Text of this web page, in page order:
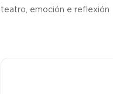
teatro, emoción e reflexión